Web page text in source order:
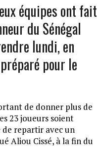
équipes ont fait
du Sénégal
lundi, en
pour le
de donner plus de
23 joueurs soient
de repartir avec un
Aliou Cissé, à la fin du